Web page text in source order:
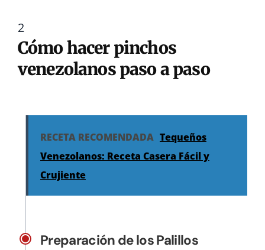
2
Cómo hacer pinchos
venezolanos paso a paso
RECETA RECOMENDADA Tequeños
Venezolanos: Receta Casera Fácil y
Crujiente
Preparación de los Palillos